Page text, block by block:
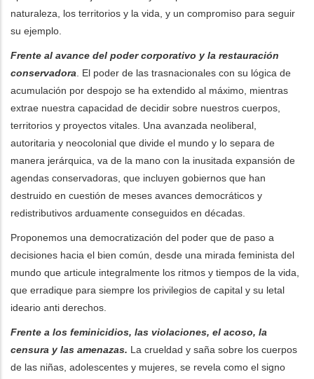
naturaleza, los territorios y la vida, y un compromiso para seguir
su ejemplo.
Frente al avance del poder corporativo y la restauración
conservadora. El poder de las trasnacionales con su lógica de
acumulación por despojo se ha extendido al máximo, mientras
extrae nuestra capacidad de decidir sobre nuestros cuerpos,
territorios y proyectos vitales. Una avanzada neoliberal,
autoritaria y neocolonial que divide el mundo y lo separa de
manera jerárquica, va de la mano con la inusitada expansión de
agendas conservadoras, que incluyen gobiernos que han
destruido en cuestión de meses avances democráticos y
redistributivos arduamente conseguidos en décadas.
Proponemos una democratización del poder que de paso a
decisiones hacia el bien común, desde una mirada feminista del
mundo que articule integralmente los ritmos y tiempos de la vida,
que erradique para siempre los privilegios de capital y su letal
ideario anti derechos.
Frente a los feminicidios, las violaciones, el acoso, la
censura y las amenazas. La crueldad y saña sobre los cuerpos
de las niñas, adolescentes y mujeres, se revela como el signo